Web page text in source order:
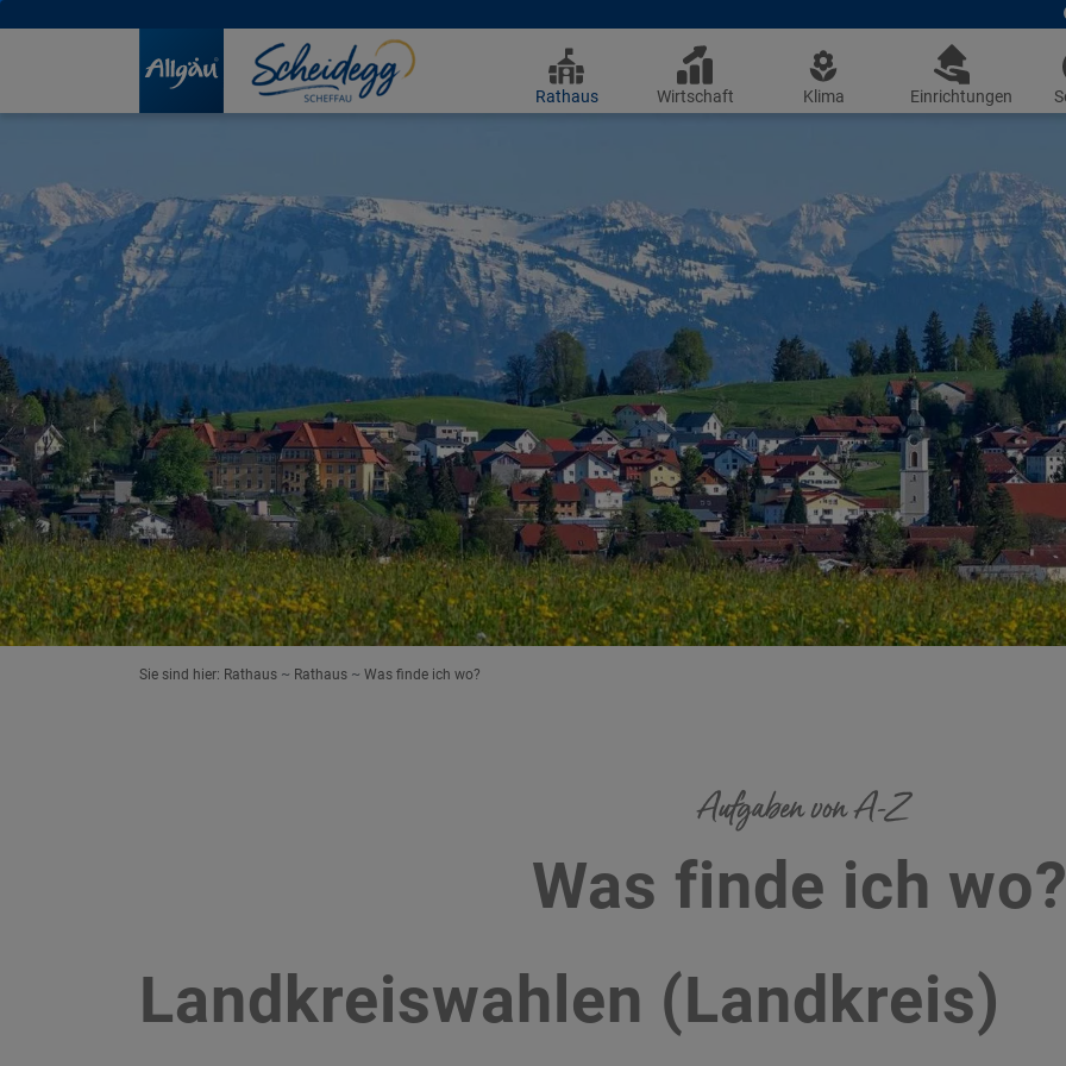
Rathaus Wirtschaft Klima Einrichtungen
Sie sind hier: Rathaus Rathaus Was finde ich wo?
Aufgaben von A-Z
Was finde ich
Landkreiswahlen (Landkreis)